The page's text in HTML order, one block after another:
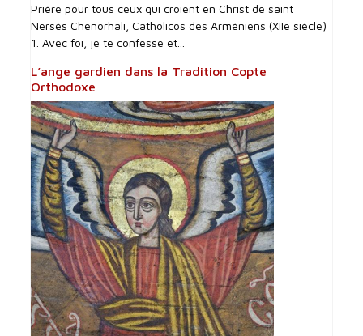
Prière pour tous ceux qui croient en Christ de saint
Nersès Chenorhali, Catholicos des Arméniens (XIIe siècle)
1. Avec foi, je te confesse et...
L’ange gardien dans la Tradition Copte
Orthodoxe